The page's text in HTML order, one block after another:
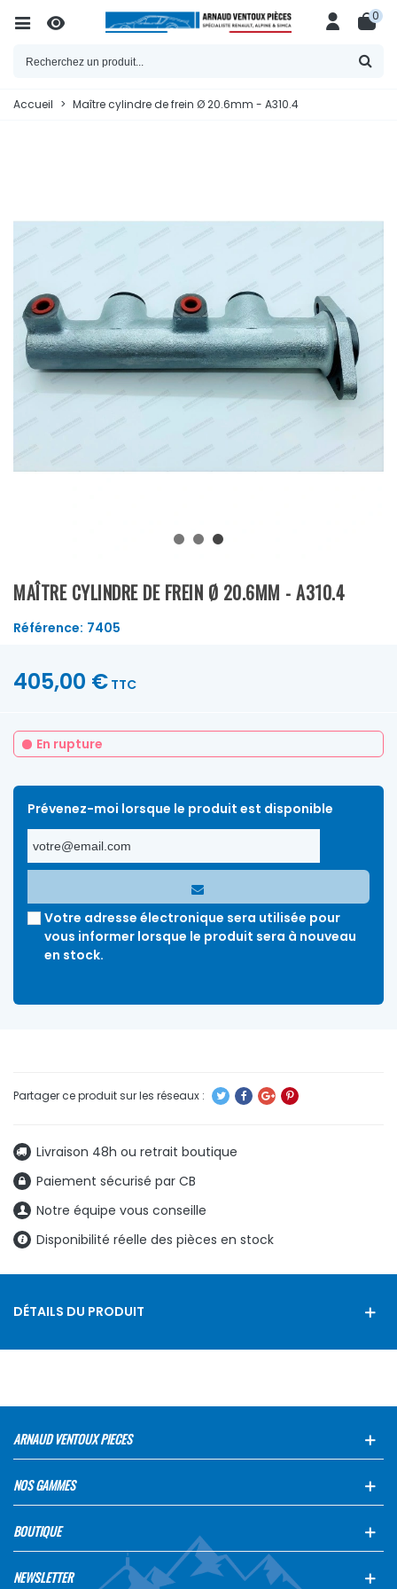
0
Accueil > Maître cylindre de frein Ø 20.6mm - A310.4
MAÎTRE CYLINDRE DE FREIN Ø 20.6MM - A310.4
Référence: 7405
Livraison 48h ou retrait boutique
Paiement sécurisé par CB
Notre équipe vous conseille
Disponibilité réelle des pièces en stock
405,00 € TTC
En rupture
Prévenez-moi lorsque le produit est disponible
Votre adresse électronique sera utilisée pour
vous informer lorsque le produit sera à nouveau
en stock.
DÉTAILS DU PRODUIT
ARNAUD VENTOUX PIECES
NOS GAMMES
BOUTIQUE
NEWSLETTER